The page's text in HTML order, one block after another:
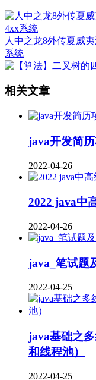
人中之龙8外传夏威
系统
相关文章
java开发简
2022-04-26
2022 java中
2022-04-26
java_笔试题
2022-04-25
java基础之
和线程池）
2022-04-25